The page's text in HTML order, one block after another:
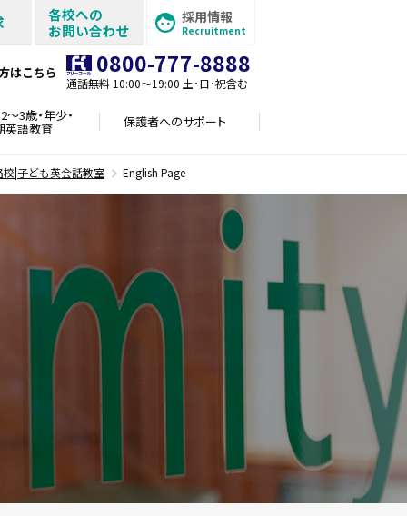
各校への
お問い合わせ
採用情報
Recruitment
はこちら 0800-777-8888
通話無料 10:00〜19:00 土･日･祝含む
～3歳・年少・
英語教育 保護者へのサポート
校|子ども英会話教室 English Page